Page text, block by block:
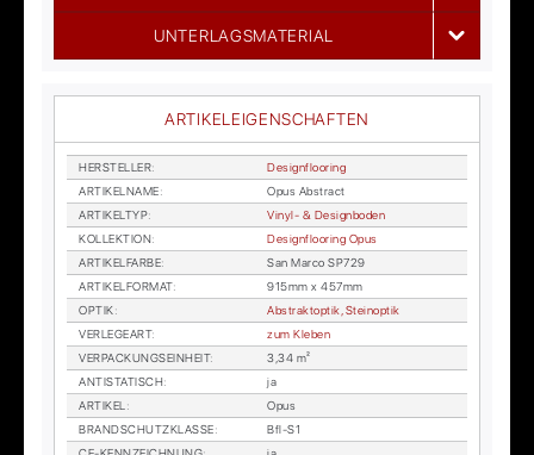
UNTERLAGSMATERIAL
ARTIKELEIGENSCHAFTEN
HER­STEL­LER:
De­sign­floo­ring
AR­TI­KEL­NA­ME:
Opus Abs­tract
AR­TI­KEL­TYP:
Vi­nyl- & De­sign­bo­den
KOL­LEK­TI­ON:
De­sign­floo­ring Opus
AR­TI­KEL­FAR­BE:
San Mar­co SP729
AR­TI­KEL­FOR­MAT:
915mm x 457mm
OP­TIK:
Abs­trakt­op­tik, Stein­op­tik
VER­LE­GE­ART:
zum Kle­ben
VER­PA­CKUNGS­EIN­HEIT:
3,34 m²
AN­TI­STA­TISCH:
ja
AR­TI­KEL:
Opus
BRAND­SCHUTZ­KLAS­SE:
Bfl-S1